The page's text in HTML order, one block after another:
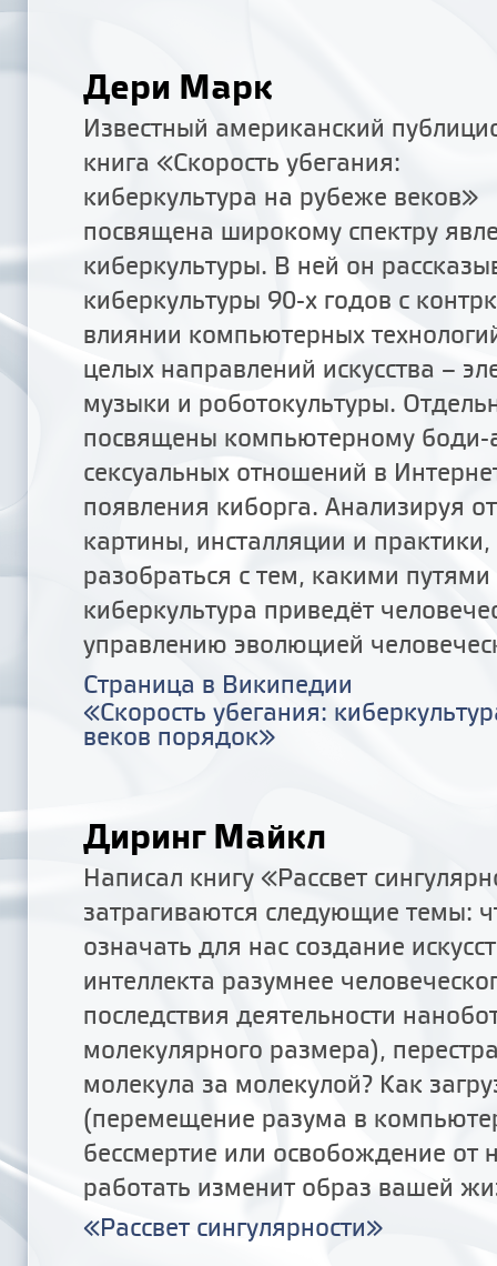
Дери Марк
Известный американский
книга «Скорость убегания:
киберкультура на рубеже веков»
посвящена широкому спектру
киберкультуры. В ней он
киберкультуры 90-х годов с
влиянии компьютерных
целых направлений искусства –
музыки и роботокультуры.
посвящены компьютерному боди-
сексуальных отношений в
появления киборга. Анализируя
картины, инсталляции и
разобраться с тем, какими
киберкультура приведёт
управлению эволюцией
Страница в Википедии
«Скорость убегания:
веков порядок»
Диринг Майкл
Написал книгу «Рассвет
затрагиваются следующие темы:
означать для нас создание
интеллекта разумнее
последствия деятельности
молекулярного размера),
молекула за молекулой? Как
(перемещение разума в
бессмертие или освобождение от
работать изменит образ вашей
«Рассвет сингулярности»